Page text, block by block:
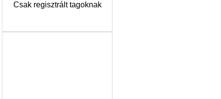
Csak regisztrált tagoknak